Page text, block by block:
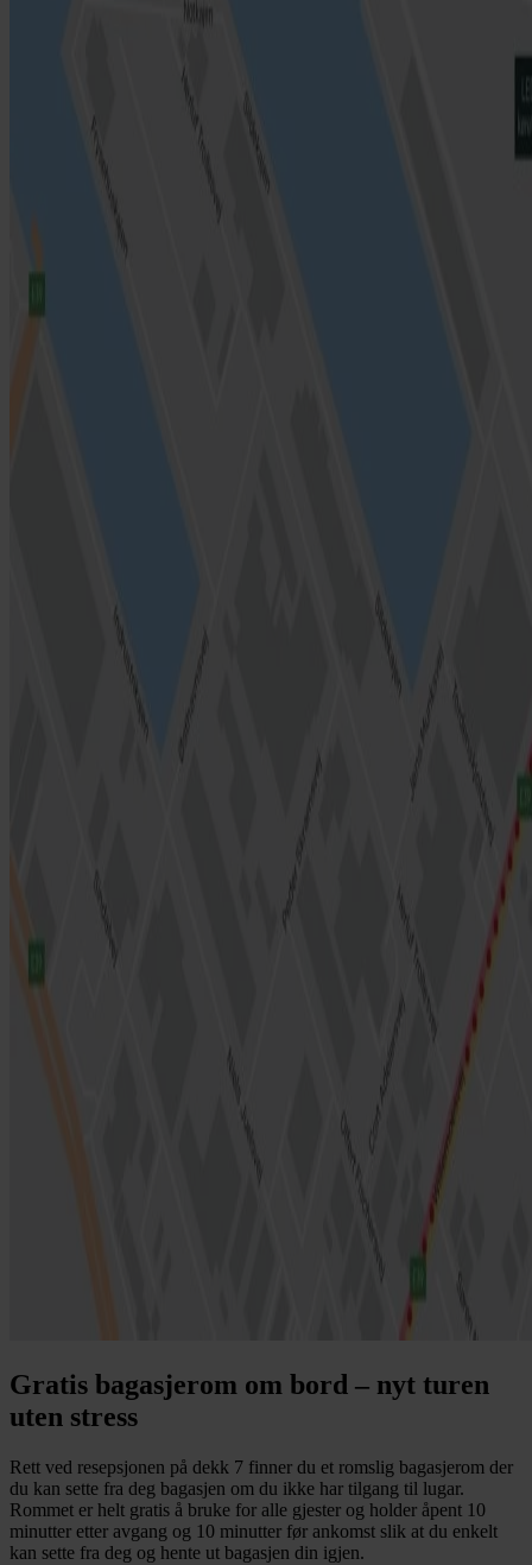
Gratis bagasjerom om bord – nyt turen
uten stress
Rett ved resepsjonen på dekk 7 finner du et romslig bagasjerom der
du kan sette fra deg bagasjen om du ikke har tilgang til lugar.
Rommet er helt gratis å bruke for alle gjester og holder åpent 10
minutter etter avgang og 10 minutter før ankomst slik at du enkelt
kan sette fra deg og hente ut bagasjen din igjen.